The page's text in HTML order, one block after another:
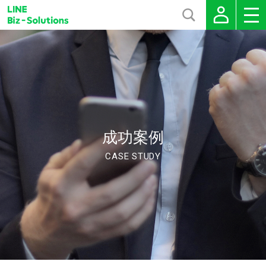
成功案例
CASE STUDY